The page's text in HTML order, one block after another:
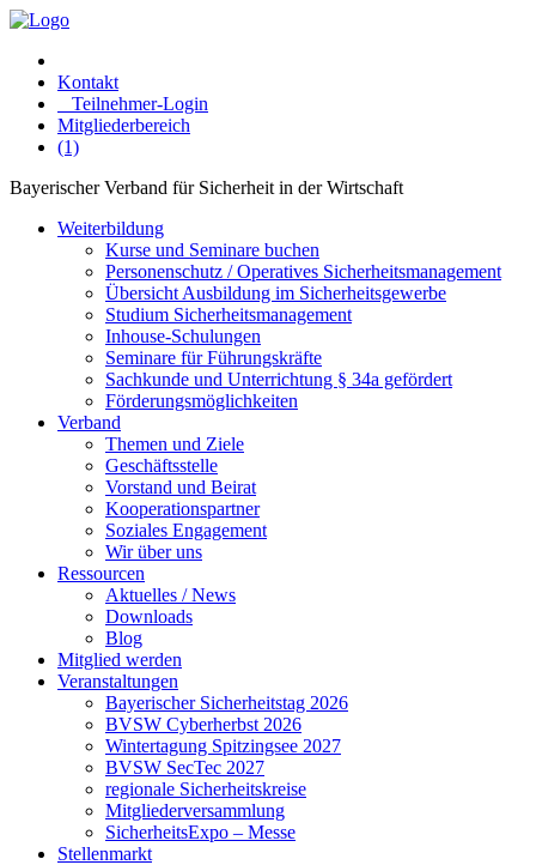
Kontakt
Teilnehmer-Login
Mitgliederbereich
(1)
Bayerischer Verband für Sicherheit in der Wirtschaft
Weiterbildung
Kurse und Seminare buchen
Personenschutz / Operatives Sicherheitsmanagement
Übersicht Ausbildung im Sicherheitsgewerbe
Studium Sicherheitsmanagement
Inhouse-Schulungen
Seminare für Führungskräfte
Sachkunde und Unterrichtung § 34a gefördert
Förderungsmöglichkeiten
Verband
Themen und Ziele
Geschäftsstelle
Vorstand und Beirat
Kooperationspartner
Soziales Engagement
Wir über uns
Ressourcen
Aktuelles / News
Downloads
Blog
Mitglied werden
Veranstaltungen
Bayerischer Sicherheitstag 2026
BVSW Cyberherbst 2026
Wintertagung Spitzingsee 2027
BVSW SecTec 2027
regionale Sicherheitskreise
Mitgliederversammlung
SicherheitsExpo – Messe
Stellenmarkt